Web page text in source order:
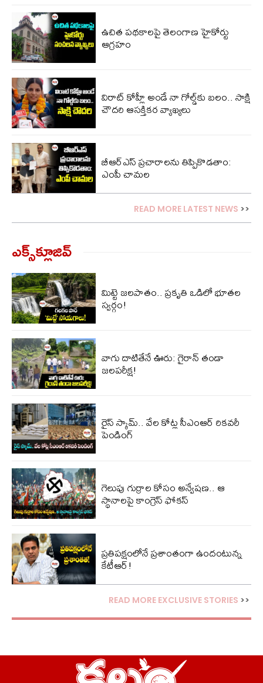
ఉచిత పథకాలపై తెలంగాణ హైకోర్టు
ఆగ్రహం
విరాట్ కోహ్లీ అండే నా గోల్డ్‌కు బలం.. సాక్షి
చౌదరి ఆసక్తికర వ్యాఖ్యలు
బీఆర్ఎస్ ప్రచారాలను తిప్పికొడతాం:
ఎంపీ చామల
READ MORE LATEST NEWS >>
ఎక్స్‌క్లూజివ్‌
మిట్టె జలపాతం.. ప్రకృతి ఒడిలో భూతల
స్వర్గం!
వాగు దాటితేనే ఊరు: గైరాన్ తండా
జలపరీక్ష!
రైస్ స్కామ్.. వేల కోట్ల‌ సీఎంఆర్ రికవరీ
పెండింగ్
గెలుపు గుర్రాల కోసం అన్వేషణ.. ఆ
స్థానాలపై కాంగ్రెస్ ఫోకస్
ప్ర‌తిప‌క్షంలోనే ప్ర‌శాంతంగా ఉందంటున్న
కేటీఆర్!
READ MORE EXCLUSIVE STORIES >>